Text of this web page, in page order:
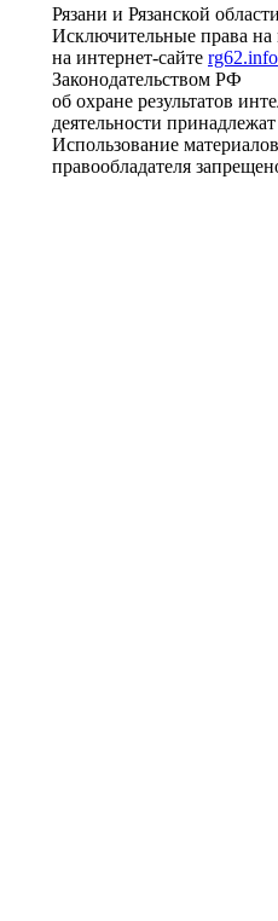
Рязани и Рязанской области
Исключительные права
на интернет-сайте rg62.info
Законодательством РФ
об охране результатов
деятельности
Использование
правообладателя